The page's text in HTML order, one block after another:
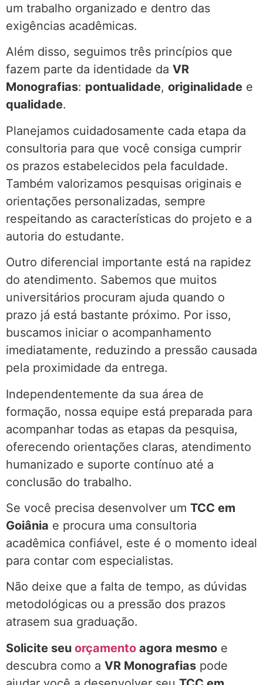
um trabalho organizado e dentro das
exigências acadêmicas.
Além disso, seguimos três princípios que
fazem parte da identidade da VR
Monografias: pontualidade, originalidade e
qualidade.
Planejamos cuidadosamente cada etapa da
consultoria para que você consiga cumprir
os prazos estabelecidos pela faculdade.
Também valorizamos pesquisas originais e
orientações personalizadas, sempre
respeitando as características do projeto e a
autoria do estudante.
Outro diferencial importante está na rapidez
do atendimento. Sabemos que muitos
universitários procuram ajuda quando o
prazo já está bastante próximo. Por isso,
buscamos iniciar o acompanhamento
imediatamente, reduzindo a pressão causada
pela proximidade da entrega.
Independentemente da sua área de
formação, nossa equipe está preparada para
acompanhar todas as etapas da pesquisa,
oferecendo orientações claras, atendimento
humanizado e suporte contínuo até a
conclusão do trabalho.
Se você precisa desenvolver um TCC em
Goiânia e procura uma consultoria
acadêmica confiável, este é o momento ideal
para contar com especialistas.
Não deixe que a falta de tempo, as dúvidas
metodológicas ou a pressão dos prazos
atrasem sua graduação.
Solicite seu orçamento agora mesmo e
descubra como a VR Monografias pode